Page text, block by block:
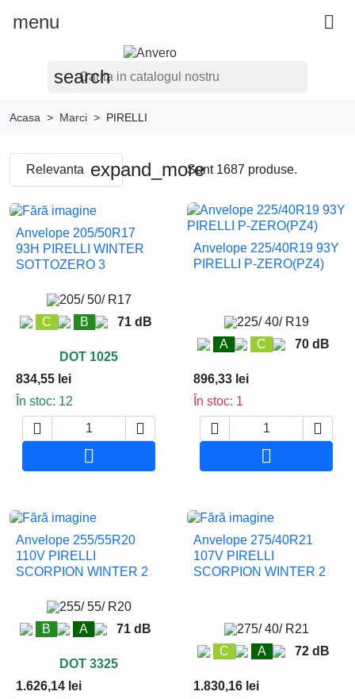
menu 
search
Acasa Marci PIRELLI
Relevanta expand_moreSunt 1687 produse.
Anvelope 205/50R17
93H PIRELLI WINTER
SOTTOZERO 3
205/ 50/ R17
C
B 71 dB
DOT 1025
834,55 lei
În stoc: 12
 

Anvelope 225/40R19 93Y
PIRELLI P-ZERO(PZ4)
225/ 40/ R19
A
C 70 dB
896,33 lei
În stoc: 1
 

Anvelope 255/55R20
110V PIRELLI
SCORPION WINTER 2
255/ 55/ R20
B
A 71 dB
DOT 3325
1.626,14 lei
Anvelope 275/40R21
107V PIRELLI
SCORPION WINTER 2
275/ 40/ R21
C
A 72 dB
1.830,16 lei